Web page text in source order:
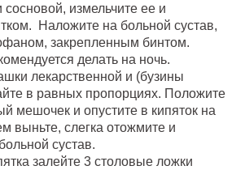
измельчите ее и
Наложите на больной сустав,
закрепленным бинтом.
делать на ночь.
лекарственной и (бузины
в равных пропорциях. Положите
мешочек и опустите в кипяток на
выньте, слегка отожмите и
сустав.
залейте 3 столовые ложки